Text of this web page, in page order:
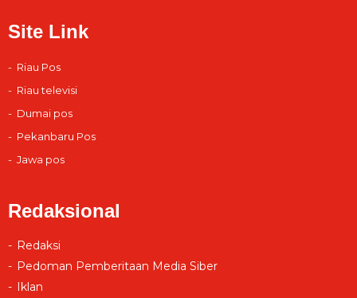
Site Link
Riau Pos
Riau televisi
Dumai pos
Pekanbaru Pos
Jawa pos
Redaksional
Redaksi
Pedoman Pemberitaan Media Siber
Iklan